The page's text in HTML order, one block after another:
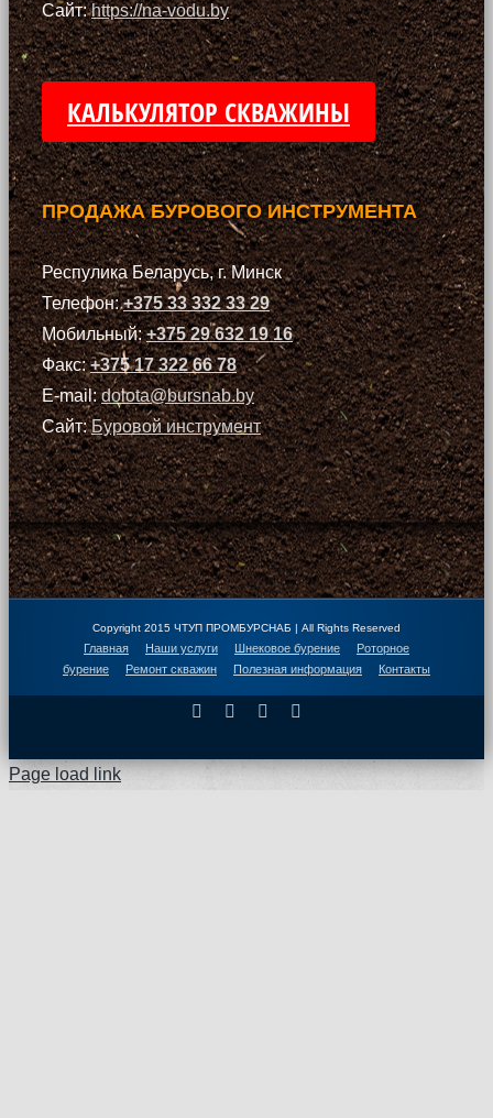
Сайт:https://na-vodu.by
КАЛЬКУЛЯТОР СКВАЖИНЫ
ПРОДАЖА БУРОВОГО ИНСТРУМЕНТА
Респулика Беларусь, г. Минск
Телефон:+375 33 332 33 29
Мобильный:+375 29 632 19 16
Факс:+375 17 322 66 78
E-mail:dolota@bursnab.by
Сайт:Буровой инструмент
Copyright 2015 ЧТУП ПРОМБУРСНАБ | All Rights Reserved
Главная Наши услуги Шнековое бурение
Роторное
бурение
Ремонт скважин Полезная информация Контакты
Facebook Instagram
Page load link